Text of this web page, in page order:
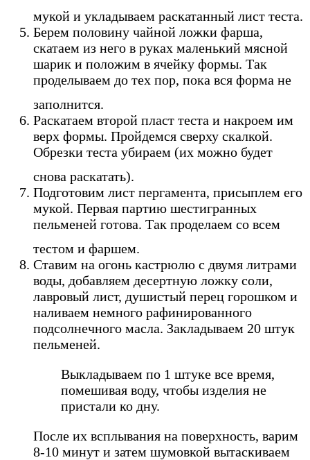
мукой и укладываем раскатанный лист теста.
Берем половину чайной ложки фарша,
скатаем из него в руках маленький мясной
шарик и положим в ячейку формы. Так
проделываем до тех пор, пока вся форма не
заполнится.
Раскатаем второй пласт теста и накроем им
верх формы. Пройдемся сверху скалкой.
Обрезки теста убираем (их можно будет
снова раскатать).
Подготовим лист пергамента, присыплем его
мукой. Первая партию шестигранных
пельменей готова. Так проделаем со всем
тестом и фаршем.
Ставим на огонь кастрюлю с двумя литрами
воды, добавляем десертную ложку соли,
лавровый лист, душистый перец горошком и
наливаем немного рафинированного
подсолнечного масла. Закладываем 20 штук
пельменей.
Выкладываем по 1 штуке все время,
помешивая воду, чтобы изделия не
пристали ко дну.
После их всплывания на поверхность, варим
8-10 минут и затем шумовкой вытаскиваем